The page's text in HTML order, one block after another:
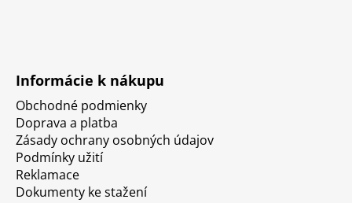
Informácie k nákupu
Obchodné podmienky
Doprava a platba
Zásady ochrany osobných údajov
Podmínky užití
Reklamace
Dokumenty ke stažení